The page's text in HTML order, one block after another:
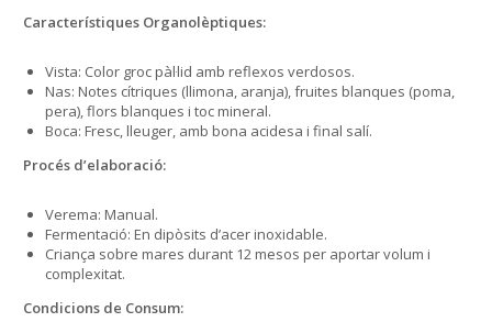
Característiques Organolèptiques:
Vista: Color groc pàl·lid amb reflexos verdosos.
Nas: Notes cítriques (llimona, aranja), fruites blanques (poma,
pera), flors blanques i toc mineral.
Boca: Fresc, lleuger, amb bona acidesa i final salí.
Procés d’elaboració:
Verema: Manual.
Fermentació: En dipòsits d’acer inoxidable.
Criança sobre mares durant 12 mesos per aportar volum i
complexitat.
Condicions de Consum: